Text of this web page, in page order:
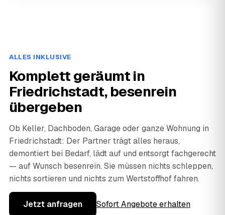
ALLES INKLUSIVE
Komplett geräumt in
Friedrichstadt, besenrein
übergeben
Ob Keller, Dachboden, Garage oder ganze Wohnung in
Friedrichstadt: Der Partner trägt alles heraus,
demontiert bei Bedarf, lädt auf und entsorgt fachgerecht
— auf Wunsch besenrein. Sie müssen nichts schleppen,
nichts sortieren und nichts zum Wertstoffhof fahren.
Jetzt anfragen Sofort Angebote erhalten